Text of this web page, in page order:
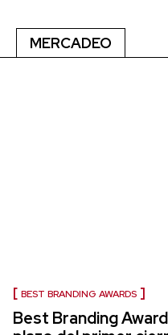
MERCADEO
BEST BRANDING AWARDS
Best Branding